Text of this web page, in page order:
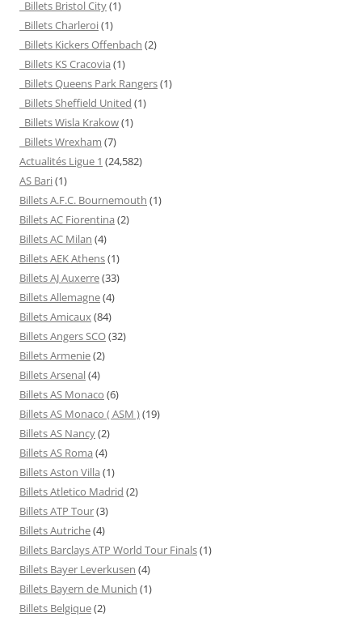
Billets Bristol City(1)
Billets Charleroi(1)
Billets Kickers Offenbach (2)
Billets KS Cracovia (1)
Billets Queens Park Rangers(1)
Billets Sheffield United (1)
Billets Wisla Krakow(1)
Billets Wrexham (7)
Actualités Ligue 1 (24,582)
AS Bari(1)
Billets A.F.C. Bournemouth (1)
Billets AC Fiorentina (2)
Billets AC Milan (4)
Billets AEK Athens(1)
Billets AJ Auxerre(33)
Billets Allemagne(4)
Billets Amicaux(84)
Billets Angers SCO(32)
Billets Armenie(2)
Billets Arsenal(4)
Billets AS Monaco (6)
Billets AS Monaco ( ASM )(19)
Billets AS Nancy(2)
Billets AS Roma (4)
Billets Aston Villa (1)
Billets Atletico Madrid (2)
Billets ATP Tour(3)
Billets Autriche(4)
Billets Barclays ATP World Tour Finals(1)
Billets Bayer Leverkusen (4)
Billets Bayern de Munich (1)
Billets Belgique(2)